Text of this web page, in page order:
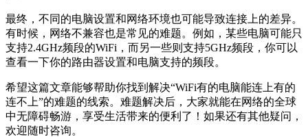
最终，不同的电脑设置和网络环境也可能导致连接上的差异。
有时候，网络不兼容也是常见的难题。例如，某些电脑可能只
支持2.4GHz频段的WiFi，而另一些则支持5GHz频段，你可以
查看一下你的路由器设置和电脑支持的频段。
希望这篇文章能够帮助你找到解决“WiFi有的电脑能连上有的
连不上”的难题的线索。难题解决后，大家就能在网络的全球
中无障碍畅游，享受生活带来的便利了！如果还有其他疑问，
欢迎随时咨询。